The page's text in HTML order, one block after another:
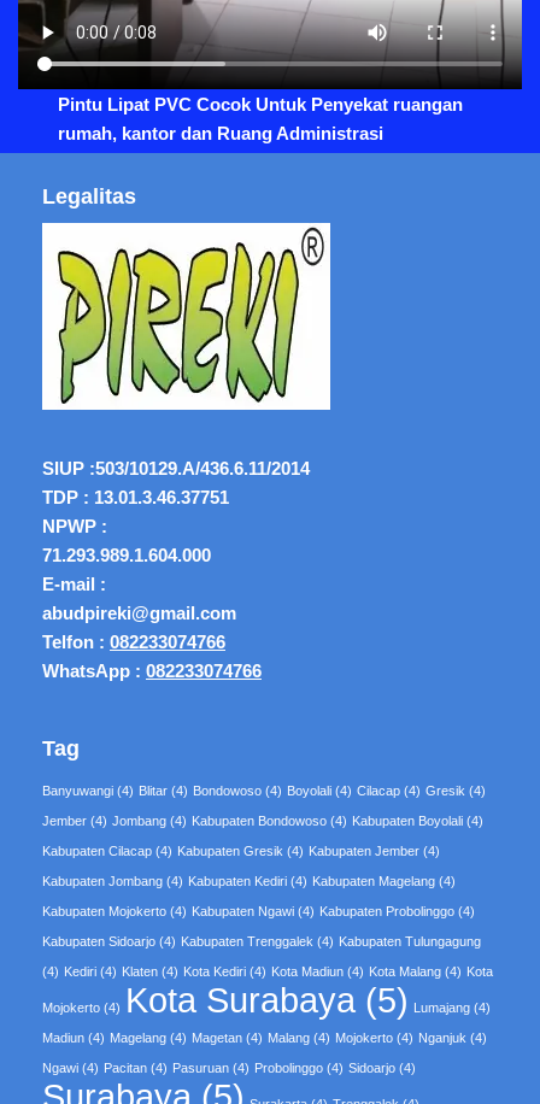
Pintu Lipat PVC Cocok Untuk Penyekat ruangan
rumah, kantor dan Ruang Administrasi
Legalitas
SIUP :503/10129.A/436.6.11/2014
TDP : 13.01.3.46.37751
NPWP :
71.293.989.1.604.000
E-mail :
abudpireki@gmail.com
Telfon : 082233074766
WhatsApp : 082233074766
Tag
Banyuwangi (4) Blitar (4) Bondowoso (4) Boyolali (4) Cilacap (4) Gresik (4)
Jember (4) Jombang (4) Kabupaten Bondowoso (4) Kabupaten Boyolali (4)
Kabupaten Cilacap (4) Kabupaten Gresik (4) Kabupaten Jember (4)
Kabupaten Jombang (4) Kabupaten Kediri (4) Kabupaten Magelang (4)
Kabupaten Mojokerto (4) Kabupaten Ngawi (4) Kabupaten Probolinggo (4)
Kabupaten Sidoarjo (4) Kabupaten Trenggalek (4) Kabupaten Tulungagung
(4) Kediri (4) Klaten (4) Kota Kediri (4) Kota Madiun (4) Kota Malang (4) Kota
Mojokerto (4) Kota Surabaya (5) Lumajang (4)
Madiun (4) Magelang (4) Magetan (4) Malang (4) Mojokerto (4) Nganjuk (4)
Ngawi (4) Pacitan (4) Pasuruan (4) Probolinggo (4) Sidoarjo (4)